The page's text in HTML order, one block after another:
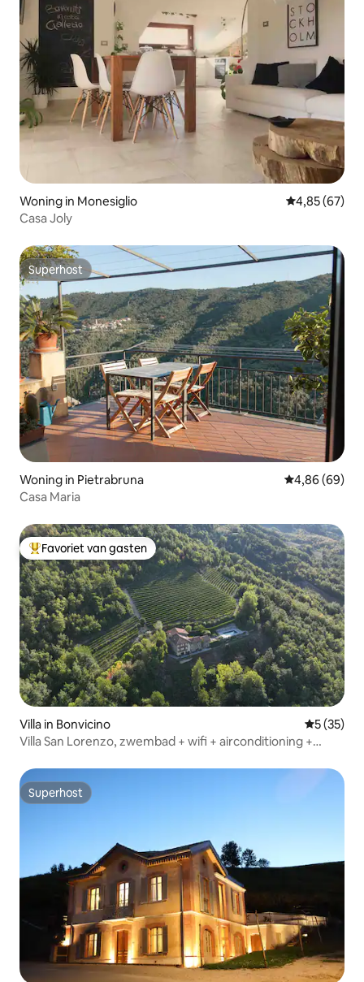
Woning in Monesiglio Gemiddelde
4,85 (67)
Casa Joly
Superhost
Superhost
Woning in Pietrabruna Gemiddelde
4,86 (69)
Casa Maria
Topfavoriet van gasten
Favoriet van gasten
Villa in Bonvicino
5 (35)
Villa San Lorenzo, zwembad + wifi + airconditioning +
Superhost
Superhost